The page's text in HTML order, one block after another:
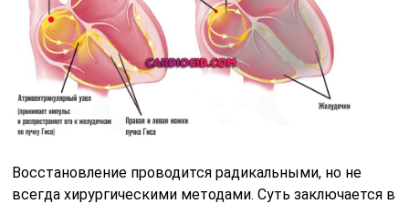
Восстановление проводится радикальными, но не
всегда хирургическими методами. Суть заключается в